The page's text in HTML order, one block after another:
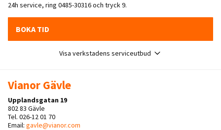
24h service, ring 0485-30316 och tryck 9.
BOKA TID
Visa verkstadens serviceutbud
Vianor Gävle
Upplandsgatan 19
802 83 Gävle
Tel. 026-12 01 70
Email: gavle@vianor.com